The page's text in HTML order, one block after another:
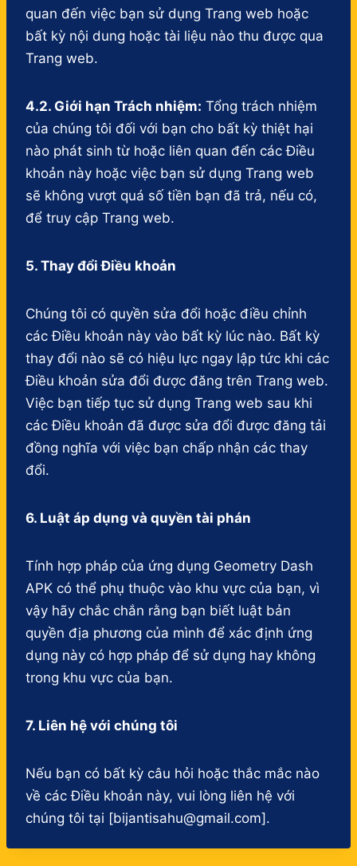
quan đến việc bạn sử dụng Trang web hoặc
bất kỳ nội dung hoặc tài liệu nào thu được qua
Trang web.
4.2. Giới hạn Trách nhiệm: Tổng trách nhiệm
của chúng tôi đối với bạn cho bất kỳ thiệt hại
nào phát sinh từ hoặc liên quan đến các Điều
khoản này hoặc việc bạn sử dụng Trang web
sẽ không vượt quá số tiền bạn đã trả, nếu có,
để truy cập Trang web.
5. Thay đổi Điều khoản
Chúng tôi có quyền sửa đổi hoặc điều chỉnh
các Điều khoản này vào bất kỳ lúc nào. Bất kỳ
thay đổi nào sẽ có hiệu lực ngay lập tức khi các
Điều khoản sửa đổi được đăng trên Trang web.
Việc bạn tiếp tục sử dụng Trang web sau khi
các Điều khoản đã được sửa đổi được đăng tải
đồng nghĩa với việc bạn chấp nhận các thay
đổi.
6. Luật áp dụng và quyền tài phán
Tính hợp pháp của ứng dụng Geometry Dash
APK có thể phụ thuộc vào khu vực của bạn, vì
vậy hãy chắc chắn rằng bạn biết luật bản
quyền địa phương của mình để xác định ứng
dụng này có hợp pháp để sử dụng hay không
trong khu vực của bạn.
7. Liên hệ với chúng tôi
Nếu bạn có bất kỳ câu hỏi hoặc thắc mắc nào
về các Điều khoản này, vui lòng liên hệ với
chúng tôi tại [bijantisahu@gmail.com].